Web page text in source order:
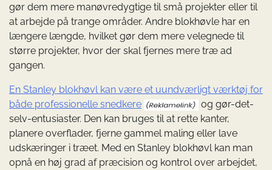
gør dem mere manøvredygtige til små projekter eller til
at arbejde på trange områder. Andre blokhøvle har en
længere længde, hvilket gør dem mere velegnede til
større projekter, hvor der skal fjernes mere træ ad
gangen.
En Stanley blokhøvl kan være et uundværligt værktøj for
både professionelle snedkere
og gør-det-
selv-entusiaster. Den kan bruges til at rette kanter,
planere overflader, fjerne gammel maling eller lave
udskæringer i træet. Med en Stanley blokhøvl kan man
opnå en høj grad af præcision og kontrol over arbejdet,